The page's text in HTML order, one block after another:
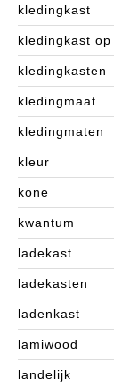
kledingkast
kledingkast op
kledingkasten
kledingmaat
kledingmaten
kleur
kone
kwantum
ladekast
ladekasten
ladenkast
lamiwood
landelijk